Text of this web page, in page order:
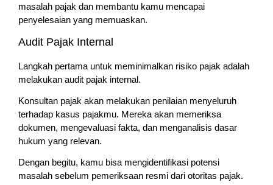
masalah pajak dan membantu kamu mencapai
penyelesaian yang memuaskan.
Audit Pajak Internal
Langkah pertama untuk meminimalkan risiko pajak adalah
melakukan audit pajak internal.
Konsultan pajak akan melakukan penilaian menyeluruh
terhadap kasus pajakmu. Mereka akan memeriksa
dokumen, mengevaluasi fakta, dan menganalisis dasar
hukum yang relevan.
Dengan begitu, kamu bisa mengidentifikasi potensi
masalah sebelum pemeriksaan resmi dari otoritas pajak.